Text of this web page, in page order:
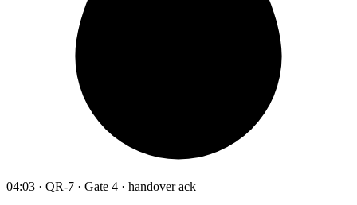
04:03 · QR-7 · Gate 4 · handover ack